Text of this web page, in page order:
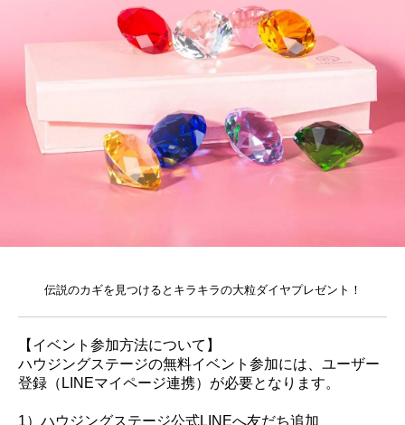
伝説のカギを見つけるとキラキラの大粒ダイヤプレゼント！
【イベント参加方法について】
ハウジングステージの無料イベント参加には、ユーザー
登録（LINEマイページ連携）が必要となります。
1）ハウジングステージ公式LINEへ友だち追加